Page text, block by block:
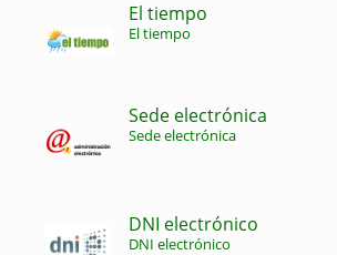
El tiempo
El tiempo
Sede electrónica
Sede electrónica
DNI electrónico
DNI electrónico